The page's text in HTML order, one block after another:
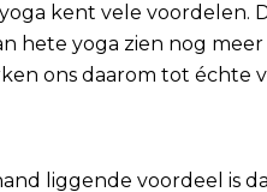
kent vele voordelen.
hete yoga zien nog
ons daarom tot échte
liggende voordeel is